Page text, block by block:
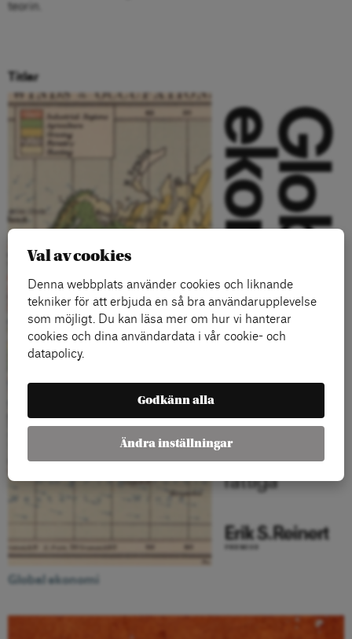
teorin.
Titlar
Global ekonomi
Val av cookies
Denna webbplats använder cookies och liknande
tekniker för att erbjuda en så bra användarupplevelse
som möjligt. Du kan läsa mer om hur vi hanterar
cookies och dina användardata i vår cookie- och
datapolicy.
Godkänn alla
Ändra inställningar